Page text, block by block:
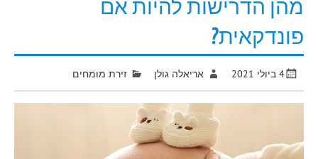
מהן הדרישות להיות אם
פונדקאית?
4 ביולי 2021 אריאלה גולן זירת מומחים